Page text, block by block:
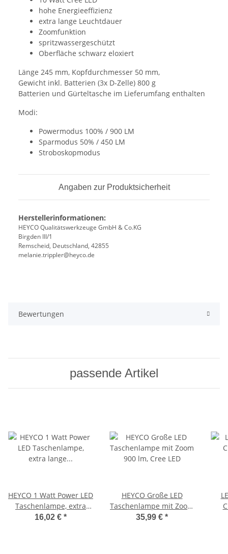
hohe Energieeffizienz
extra lange Leuchtdauer
Zoomfunktion
spritzwassergeschützt
Oberfläche schwarz eloxiert
Länge 245 mm, Kopfdurchmesser 50 mm,
Gewicht inkl. Batterien (3x D-Zelle) 800 g
Batterien und Gürteltasche im Lieferumfang enthalten
Modi:
Powermodus 100% / 900 LM
Sparmodus 50% / 450 LM
Stroboskopmodus
Angaben zur Produktsicherheit
Herstellerinformationen:
HEYCO Qualitätswerkzeuge GmbH & Co.KG
Birgden III/1
Remscheid, Deutschland, 42855
melanie.trippler@heyco.de
Bewertungen
passende Artikel
HEYCO 1 Watt Power LED
Taschenlampe, extra
lange Leuchtdauer,
16,02 € *
HEYCO Große LED
Taschenlampe mit Zoom
900 lm, Cree LED
35,99 € *